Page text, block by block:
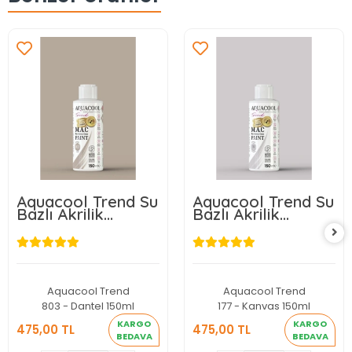
Aquacool Trend Su
Bazlı Akrilik
Dönüşüm Boyası
803 Dantel 150ml
Aquacool Trend
803 - Dantel 150ml
475,00 TL
KARGO
BEDAVA
Aquacool Trend Su
Bazlı Akrilik
Dönüşüm Boyası
177 Kanvas 150ml
Aquacool Trend
177 - Kanvas 150ml
475,00 TL
KARGO
BEDAVA